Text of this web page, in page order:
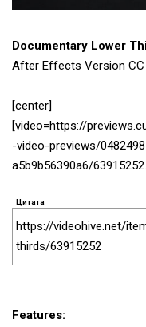
Documentary Lower
After Effects Version CC
[center]
[video=https://
-video-previews/
a5b9b56390a6/
Цитата
https://videohive.net/
thirds/63915252
Features: